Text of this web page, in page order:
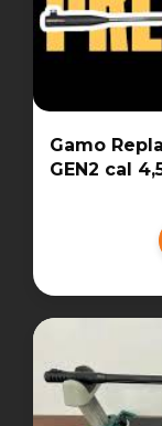
Gamo
GEN2 cal